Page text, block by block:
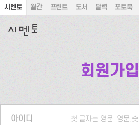
시멘토 월간 프린트 도서 달력 포토북
회원가입
아이디 첫 글자는 영문. 영문,